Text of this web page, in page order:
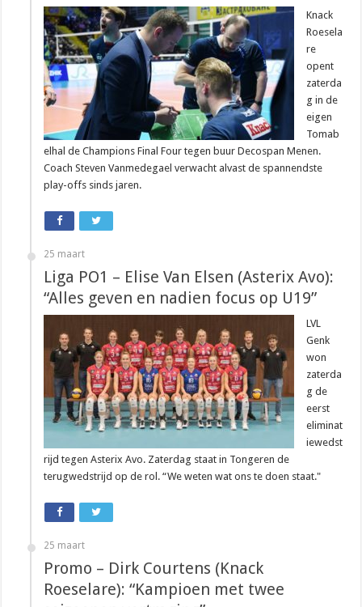
Knack
Roesela
re
opent
zaterda
g in de
eigen
Tomab
elhal de Champions Final Four tegen buur Decospan Menen.
Coach Steven Vanmedegael verwacht alvast de spannendste
play-offs sinds jaren.
25 maart
Liga PO1 – Elise Van Elsen (Asterix Avo):
“Alles geven en nadien focus op U19”
LVL
Genk
won
zaterda
g de
eerst
eliminat
iewedst
rijd tegen Asterix Avo. Zaterdag staat in Tongeren de
terugwedstrijd op de rol. “We weten wat ons te doen staat."
25 maart
Promo – Dirk Courtens (Knack
Roeselare): “Kampioen met twee